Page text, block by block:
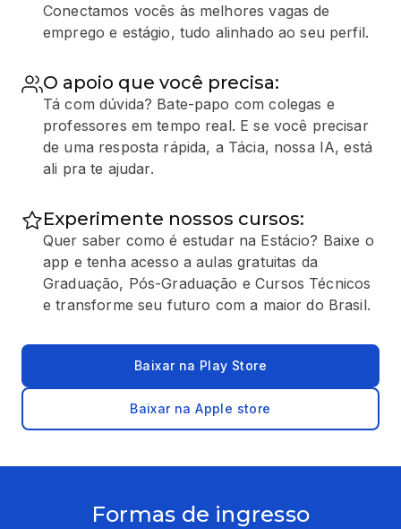
Conectamos vocês às melhores vagas de
emprego e estágio, tudo alinhado ao seu perfil.
O apoio que você precisa:
Tá com dúvida? Bate-papo com colegas e
professores em tempo real. E se você precisar
de uma resposta rápida, a Tácia, nossa IA, está
ali pra te ajudar.
Experimente nossos cursos:
Quer saber como é estudar na Estácio? Baixe o
app e tenha acesso a aulas gratuitas da
Graduação, Pós-Graduação e Cursos Técnicos
e transforme seu futuro com a maior do Brasil.
Baixar na Apple store
Baixar na Play Store
Formas de ingresso